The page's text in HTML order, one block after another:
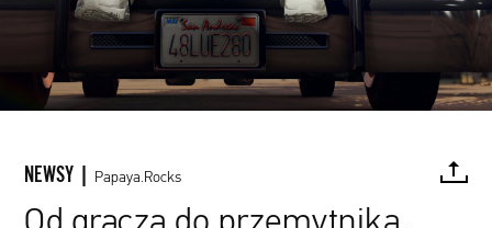
NEWSY | Papaya.Rocks